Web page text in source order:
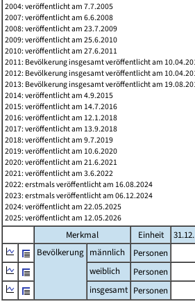
2004: veröffentlicht am 7.7.2005
2007: veröffentlicht am 6.6.2008
2008: veröffentlicht am 23.7.2009
2009: veröffentlicht am 25.6.2010
2010: veröffentlicht am 27.6.2011
2011: Bevölkerung insgesamt veröffentlicht am
2012: Bevölkerung insgesamt veröffentlicht am
2013: Bevölkerung insgesamt veröffentlicht am
2014: veröffentlicht am 4.9.2015
2015: veröffentlicht am 14.7.2016
2016: veröffentlicht am 12.1.2018
2017: veröffentlicht am 13.9.2018
2018: veröffentlicht am 9.7.2019
2019: veröffentlicht am 10.6.2020
2020: veröffentlicht am 21.6.2021
2021: veröffentlicht am 3.6.2022
2022: erstmals veröffentlicht am 16.08.2024
2023: erstmals veröffentlicht am 06.12.2024
2024: veröffentlicht am 22.05.2025
2025: veröffentlicht am 12.05.2026
Merkmal Einheit
Bevölkerung männlich Personen
weiblich
Personen
insgesamt Personen